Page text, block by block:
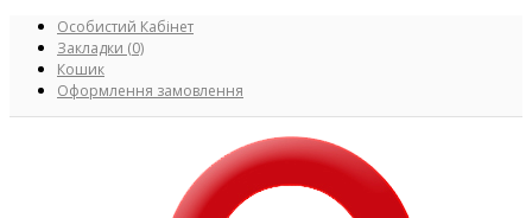
Особистий Кабінет
Закладки (0)
Кошик
Оформлення замовлення